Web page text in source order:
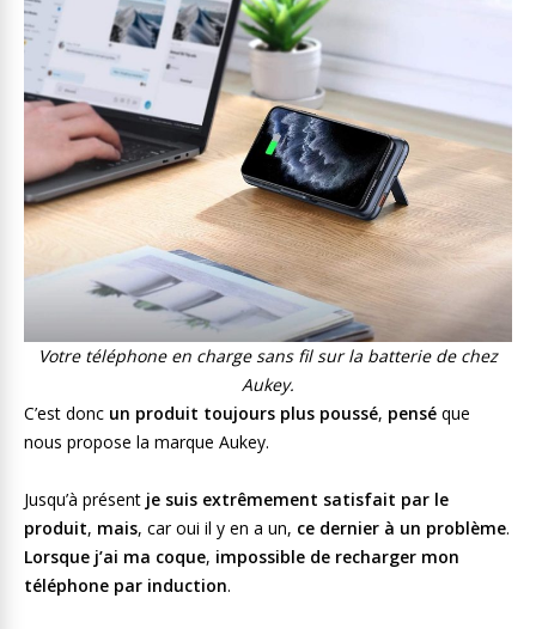
Votre téléphone en charge sans fil sur la batterie de chez
Aukey.
C’est donc un produit toujours plus poussé, pensé que
nous propose la marque Aukey.
Jusqu’à présent je suis extrêmement satisfait par le
produit, mais, car oui il y en a un, ce dernier à un problème.
Lorsque j’ai ma coque, impossible de recharger mon
téléphone par induction.